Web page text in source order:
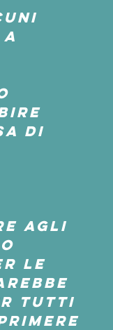
di
agli
le
tutti